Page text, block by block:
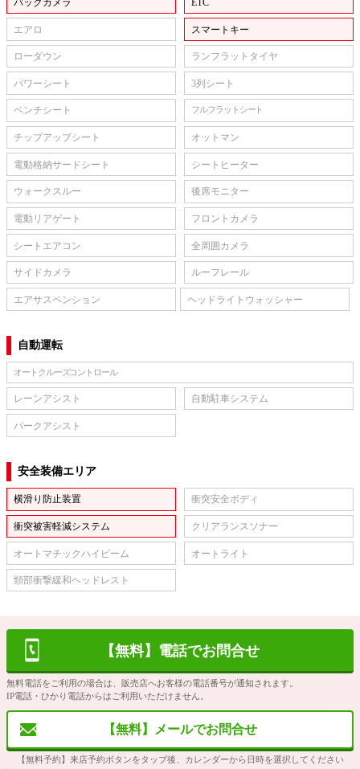
バックカメラ ETC
エアロ スマートキー
ローダウン ランフラットタイヤ
パワーシート 3列シート
ベンチシート フルフラットシート
チップアップシート オットマン
電動格納サードシート シートヒーター
ウォークスルー 後席モニター
電動リアゲート フロントカメラ
シートエアコン 全周囲カメラ
サイドカメラ ルーフレール
エアサスペンション ヘッドライトウォッシャー
自動運転
オートクルーズコントロール
レーンアシスト 自動駐車システム
パークアシスト
安全装備エリア
横滑り防止装置 衝突安全ボディ
衝突被害軽減システム クリアランスソナー
オートマチックハイビーム オートライト
頸部衝撃緩和ヘッドレスト
【無料】電話でお問合せ
無料電話をご利用の場合は、販売店へお客様の電話番号が通知されます。
IP電話・ひかり電話からはご利用いただけません。
【無料】メールでお問合せ
【無料予約】来店予約ボタンをタップ後、カレンダーから日時を選択してください